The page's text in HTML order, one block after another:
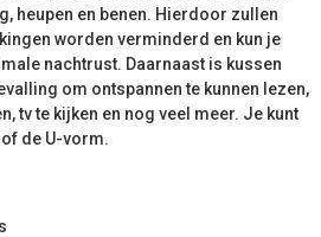
heupen en benen. Hierdoor zullen
worden verminderd en kun je
nachtrust. Daarnaast is kussen
om ontspannen te kunnen lezen,
tv te kijken en nog veel meer. Je kunt
de U-vorm.